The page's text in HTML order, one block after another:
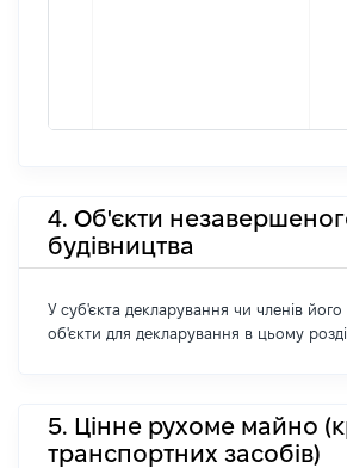
4. Об'єкти
будівництва
У суб'єкта декларування чи членів його
об'єкти для декларування в цьому
5. Цінне рухоме майно
транспортних засобів)